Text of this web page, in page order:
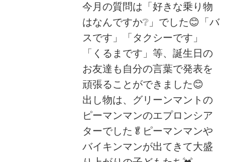
今月の質問は「好きな乗り物
はなんですか❔」でした😊「バ
スです」「タクシーです」
「くるまです」等、誕生日の
お友達も自分の言葉で発表を
頑張ることができました😊
出し物は、グリーンマントの
ピーマンマンのエプロンシア
ターでした🥬ピーマンマンや
バイキンマンが出てきて大盛